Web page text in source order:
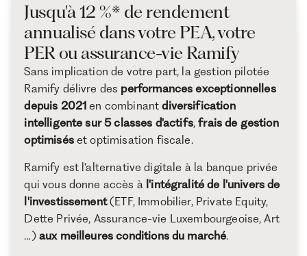
Jusqu'à 12 %* de rendement
annualisé dans votre PEA, votre
PER ou assurance-vie Ramify
Sans implication de votre part, la gestion pilotée
Ramify délivre des performances exceptionnelles
depuis 2021 en combinantdiversification
intelligente sur 5 classes d'actifs,frais de gestion
optimiséset optimisation fiscale.
Ramify est l'alternative digitale à la banque privée
qui vous donne accès à l'intégralité de l'univers de
l'investissement(ETF, Immobilier, Private Equity,
Dette Privée, Assurance-vie Luxembourgeoise, Art
…) aux meilleures conditions du marché.